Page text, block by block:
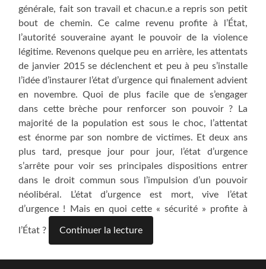
générale, fait son travail et chacun.e a repris son petit
bout de chemin. Ce calme revenu profite à l’État,
l’autorité souveraine ayant le pouvoir de la violence
légitime. Revenons quelque peu en arrière, les attentats
de janvier 2015 se déclenchent et peu à peu s’installe
l’idée d’instaurer l’état d’urgence qui finalement advient
en novembre. Quoi de plus facile que de s’engager
dans cette brèche pour renforcer son pouvoir ? La
majorité de la population est sous le choc, l’attentat
est énorme par son nombre de victimes. Et deux ans
plus tard, presque jour pour jour, l’état d’urgence
s’arrête pour voir ses principales dispositions entrer
dans le droit commun sous l’impulsion d’un pouvoir
néolibéral. L’état d’urgence est mort, vive l’état
d’urgence ! Mais en quoi cette « sécurité » profite à
l’État ? Continuer la lecture